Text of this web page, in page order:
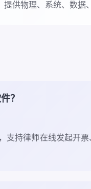
供物理、系统、数据
？
支持律师在线发起开